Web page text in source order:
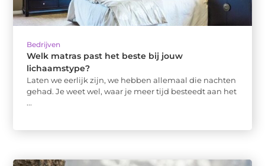
Bedrijven
Welk matras past het beste bij jouw
lichaamstype?
Laten we eerlijk zijn, we hebben allemaal die nachten
gehad. Je weet wel, waar je meer tijd besteedt aan het
...